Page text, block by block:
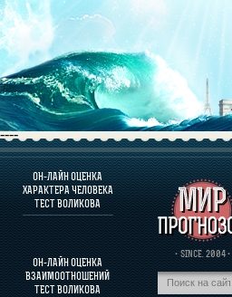
----
ОН-ЛАЙН ОЦЕНКА
ХАРАКТЕРА ЧЕЛОВЕКА
ТЕСТ ВОЛИКОВА
ОН-ЛАЙН ОЦЕНКА
ВЗАИМООТНОШЕНИЙ
ТЕСТ ВОЛИКОВА
· SINCE. 2004 ·
О
ОЦЕНКА ХАРАКТЕРA
ОЦЕНКА ХАРАКТЕРА
О
ПРОГНОЗЫ И